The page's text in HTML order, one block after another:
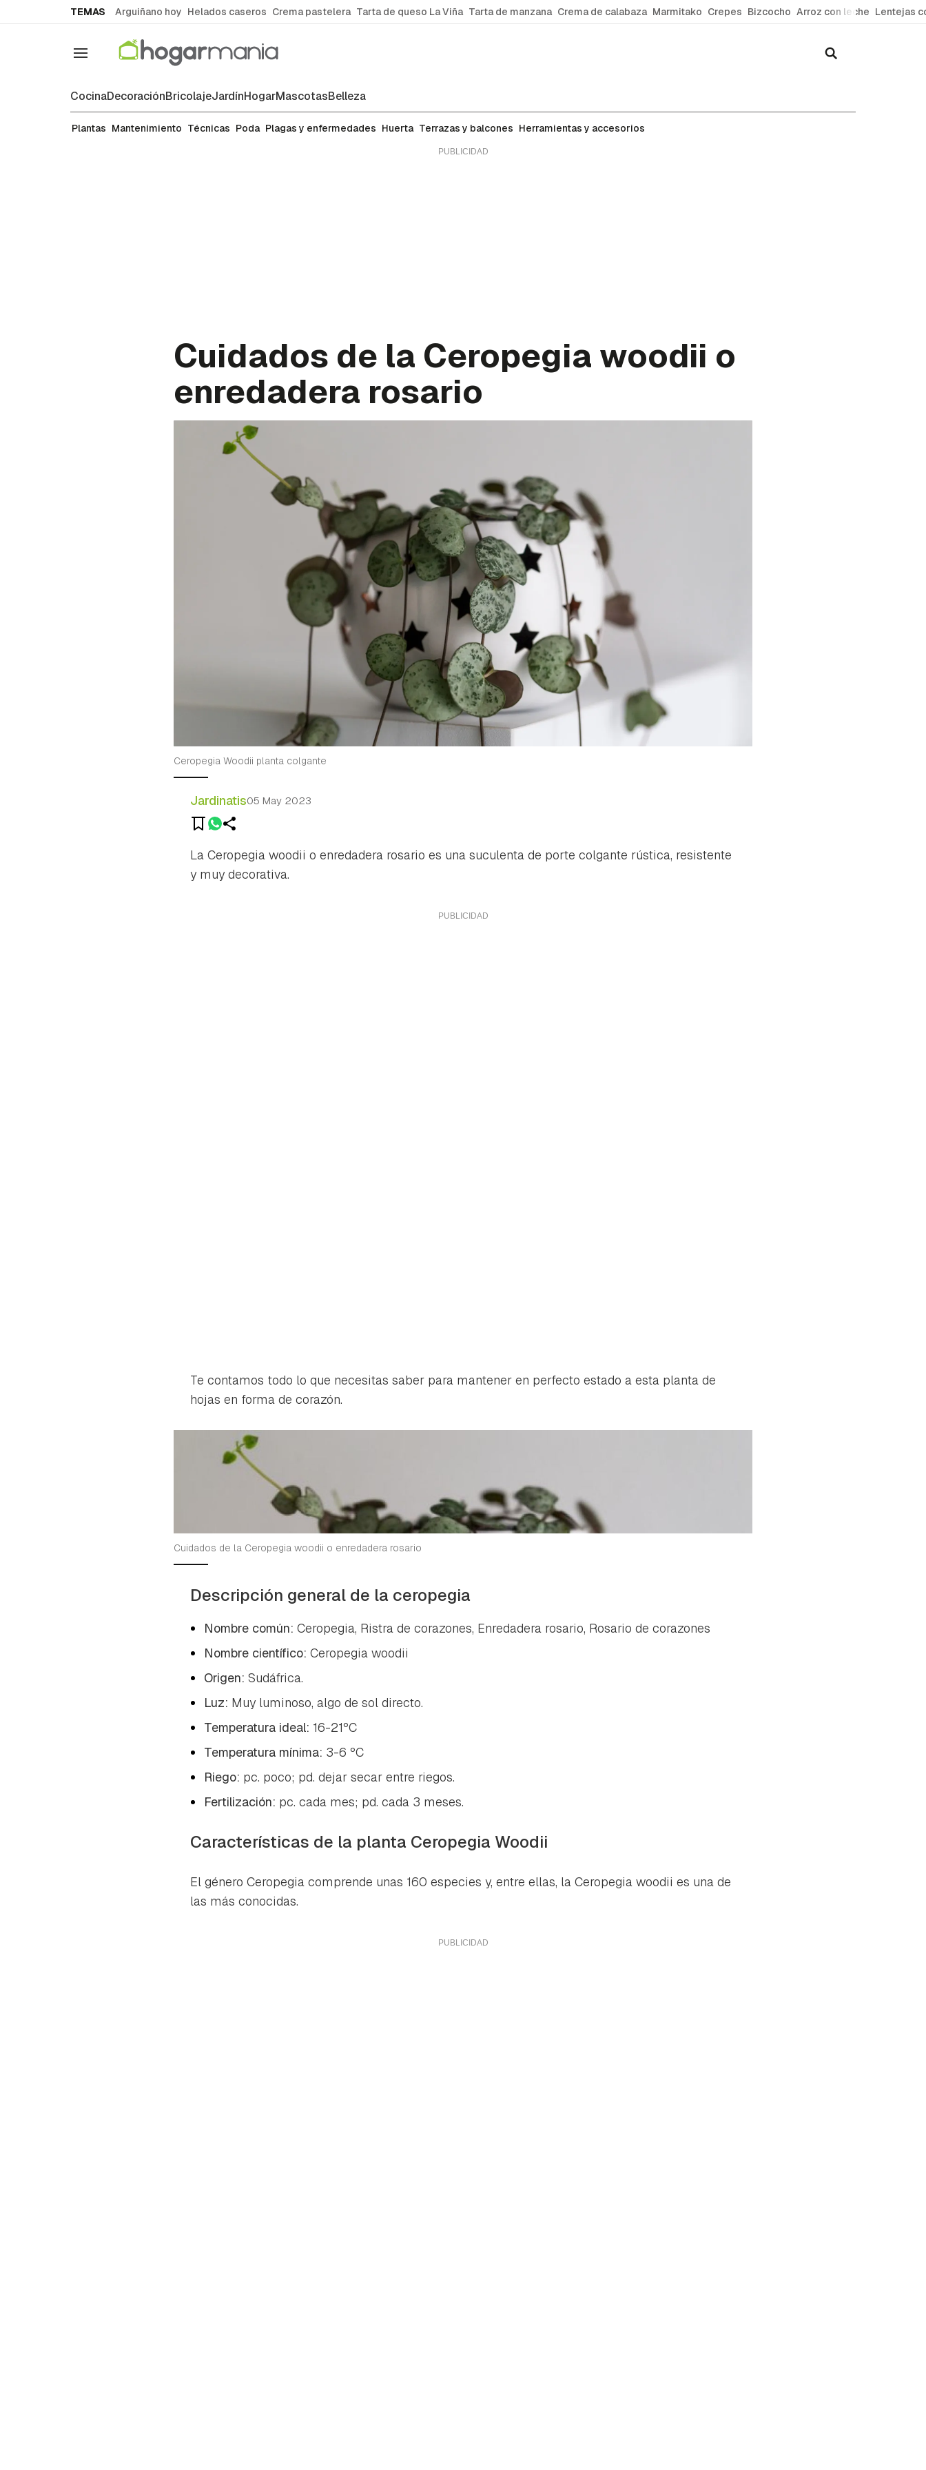
TEMAS Arguiñano hoy Helados caseros Crema pastelera Tarta de queso La Viña Tarta de manzana Crema de calabaza Marmitako Crepes Bizcocho Arroz con leche Lentejas
Navegación
CocinaDecoraciónBricolajeJardínHogarMascotasBelleza
Plantas
Plantas Mantenimiento Técnicas Poda Plagas y enfermedades Huerta Terrazas y balcones Herramientas y accesorios
Cuidados de la Ceropegia woodii o
enredadera rosario
Ceropegia Woodii planta colgante
Jardinatis05 May 2023
Guardar como favorito
Para poder guardar como favorito, primero has de iniciar sesión con tu
cuenta de Hogarmanía.
La Ceropegia woodii o enredadera rosario es una suculenta de porte colgante rústica, resistente
y muy decorativa.
Te contamos todo lo que necesitas saber para mantener en perfecto estado a esta planta de
hojas en forma de corazón.
Cuidados de la Ceropegia woodii o enredadera rosario
Descripción general de la ceropegia
Nombre común: Ceropegia, Ristra de corazones, Enredadera rosario, Rosario de corazones
Nombre científico: Ceropegia woodii
Origen: Sudáfrica.
Luz: Muy luminoso, algo de sol directo.
Temperatura ideal: 16-21ºC
Temperatura mínima: 3-6 ºC
Riego: pc. poco; pd. dejar secar entre riegos.
Fertilización: pc. cada mes; pd. cada 3 meses.
Características de la planta Ceropegia Woodii
El género Ceropegia comprende unas 160 especies y, entre ellas, la Ceropegia woodii es una de
las más conocidas.
Contenido enviado